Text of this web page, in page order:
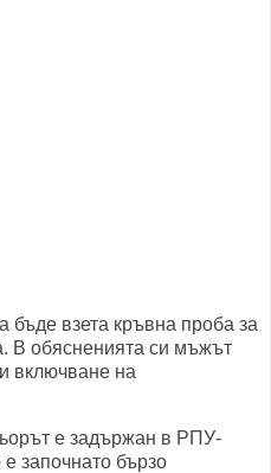
бъде взета кръвна проба за
В обясненията си мъжът
включване на
е задържан в РПУ-
започнато бързо